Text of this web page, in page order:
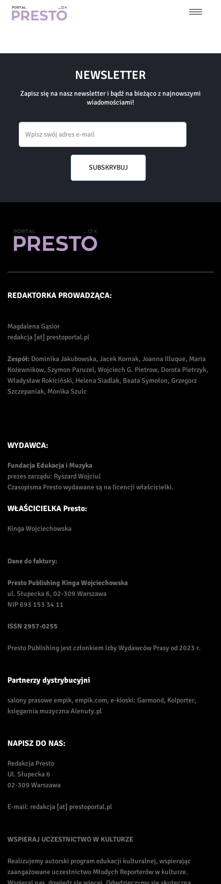
Przejdź
nawigacja
NEWSLETTER
Zapisz się na nasz newsletter i bądź na bieżąco z najnowszymi
wiadomościami!
SUBSKRYBUJ
REDAKTORKA PROWADZĄCA:
Magdalena Gąsior
redakcja [at] prestoportal.pl
Zespół: Dominika Jakubowska, Jacek Kornak, Joanna Illuque, Maria
Kożewnikow, Szymon Paruzel, Wojciech G. Pietrow, Dorota Pietrzyk,
Władysław Rokiciński, Helena Siadlak, Beata Symołon, Grzegorz
Szczepaniak, Monika Szulc
WYDAWCA:
Fundacja Edukacja i Muzyka
prezes zarządu: Ryszard Wojciul
Czasopisma Presto wydawane są na licencji właścicielki.
WŁAŚCICIELKA Presto:
Kinga Wojciechowska
Dane do faktury:
Presto Publishing Kinga Wojciechowska
ul. Słupecka 6, 02-309 Warszawa
NIP 693 153 34 11
ISSN 2957-0255
Presto Publishing jest członkiem Izby Wydawców Prasy od 2023 r.
Partnerzy dystrybucyjni
salony prasowe empik, empik.com, e-kioski: Garmond, Kolporter,
księgarnia muzyczna Alenuty.pl
NAPISZ DO NAS:
Redakcja Presto
Ul. Słupecka 6
02-309 Warszawa
E-mail: redakcja [at] prestoportal.pl
WSPIERAJ UCZESTNICTWO W KULTURZE
Realizujemy autorski program edukacji kulturalnej, wspierając
zaangażowane uczestnictwo Młodych Reporterów w kulturze.